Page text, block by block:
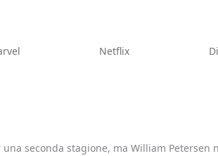
Netflix
seconda stagione, ma William Petersen